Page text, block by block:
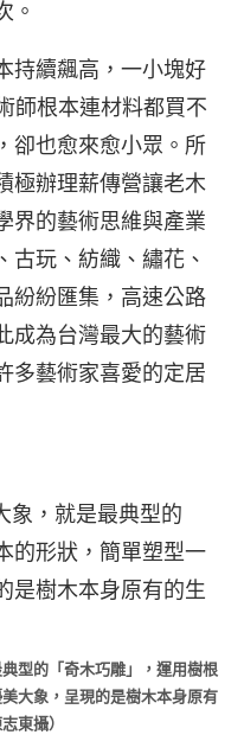
。
持續飆高，一小塊好
師根本連材料都買不
卻也愈來愈小眾。所
極辦理薪傳營讓老木
界的藝術思維與產業
古玩、紡織、繡花、
紛紛匯集，高速公路
成為台灣最大的藝術
多藝術家喜愛的定居
型的「奇木巧雕」，運用樹根
大象，呈現的是樹木本身原有
東攝）